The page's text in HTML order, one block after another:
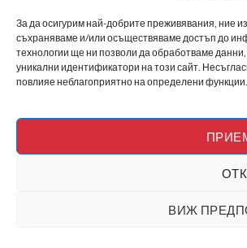
За да осигурим най-добрите преживявания, ние
съхраняваме и/или осъществяваме достъп до
технологии ще ни позволи да обработваме
уникални идентификатори на този сайт.
повлияе неблагоприятно на определени функции.
ВИЖ